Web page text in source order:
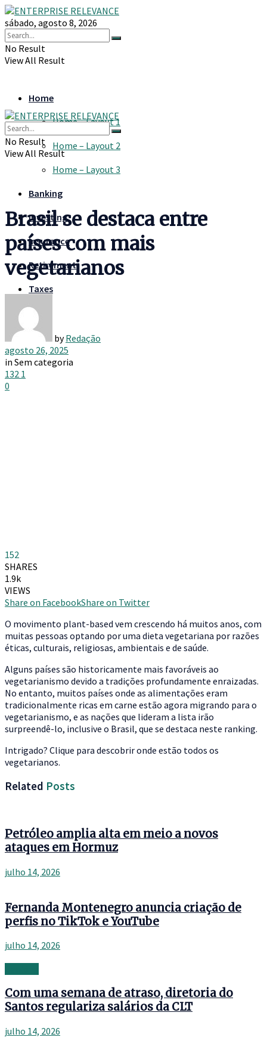
sábado, agosto 8, 2026
No Result
View All Result
Home
Home – Layout 1
Home – Layout 2
Home – Layout 3
Banking
Investing
Insurance
Retirement
Taxes
No Result
View All Result
Brasil se destaca entre
países com mais
vegetarianos
by Redação
agosto 26, 2025
in Sem categoria
132 1
0
152
SHARES
1.9k
VIEWS
Share on FacebookShare on Twitter
O movimento plant-based vem crescendo há muitos anos, com
muitas pessoas optando por uma dieta vegetariana por razões
éticas, culturais, religiosas, ambientais e de saúde.
Alguns países são historicamente mais favoráveis ​​ao
vegetarianismo devido a tradições profundamente enraizadas.
No entanto, muitos países onde as alimentações eram
tradicionalmente ricas em carne estão agora migrando para o
vegetarianismo, e as nações que lideram a lista irão
surpreendê-lo, inclusive o Brasil, que se destaca neste ranking.
Intrigado? Clique para descobrir onde estão todos os
vegetarianos.
Related Posts
Petróleo amplia alta em meio a novos
ataques em Hormuz
julho 14, 2026
Fernanda Montenegro anuncia criação de
perfis no TikTok e YouTube
julho 14, 2026
Com uma semana de atraso, diretoria do
Santos regulariza salários da CLT
julho 14, 2026